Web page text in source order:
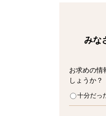
みな
お求めの情
しょうか？
十分だっ